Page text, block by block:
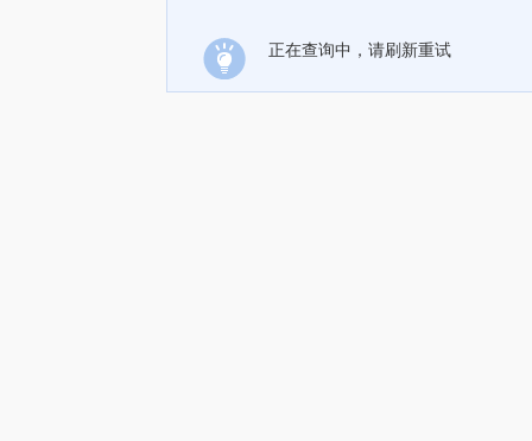
正在查询中，请刷新重试